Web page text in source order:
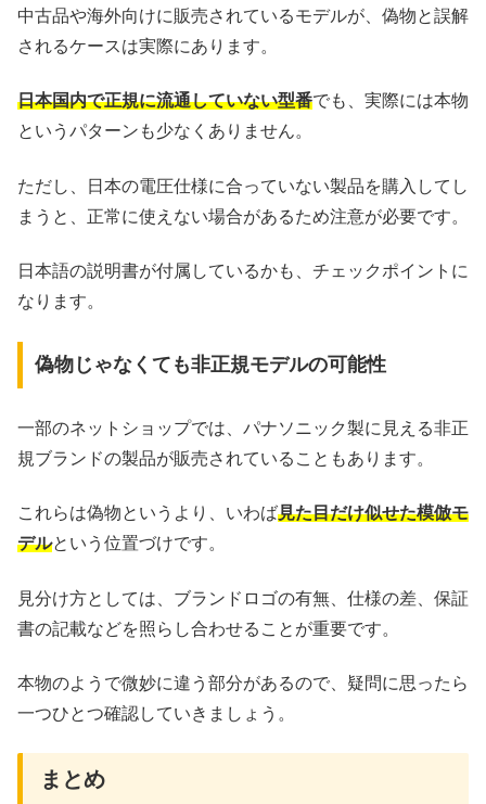
中古品や海外向けに販売されているモデルが、偽物と誤解
されるケースは実際にあります。
日本国内で正規に流通していない型番でも、実際には本物
というパターンも少なくありません。
ただし、日本の電圧仕様に合っていない製品を購入してし
まうと、正常に使えない場合があるため注意が必要です。
日本語の説明書が付属しているかも、チェックポイントに
なります。
偽物じゃなくても非正規モデルの可能性
一部のネットショップでは、パナソニック製に見える非正
規ブランドの製品が販売されていることもあります。
これらは偽物というより、いわば見た目だけ似せた模倣モ
デルという位置づけです。
見分け方としては、ブランドロゴの有無、仕様の差、保証
書の記載などを照らし合わせることが重要です。
本物のようで微妙に違う部分があるので、疑問に思ったら
一つひとつ確認していきましょう。
まとめ